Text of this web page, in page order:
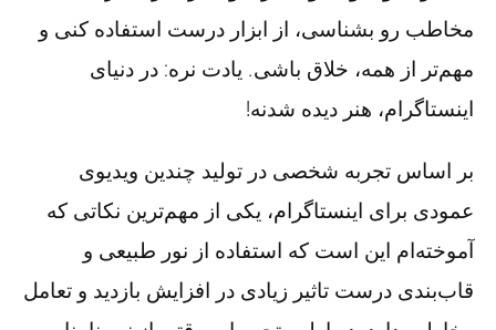
مخاطب رو بشناسی، از ابزار درست استفاده کنی و
مهم‌تر از همه، خلاق باشی. یادت نره: در دنیای
اینستاگرام، هنر دیده شدنه!
بر اساس تجربه شخصی در تولید چندین ویدیوی
عمودی برای اینستاگرام، یکی از مهم‌ترین نکاتی که
آموخته‌ام این است که استفاده از نور طبیعی و
قاب‌بندی درست تاثیر زیادی در افزایش بازدید و تعامل